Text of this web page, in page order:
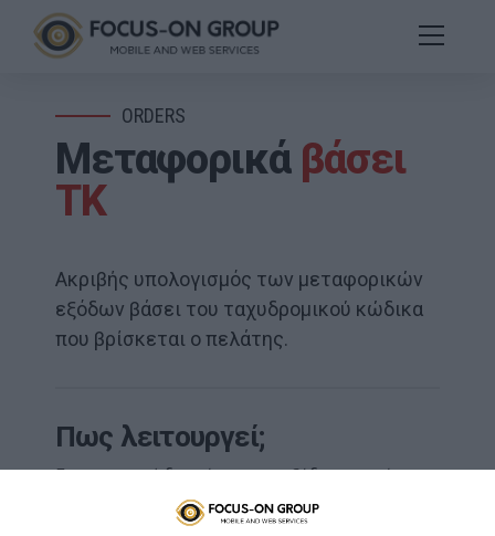
ORDERS
Μεταφορικά βάσει
ΤΚ
Ακριβής υπολογισμός των μεταφορικών
εξόδων βάσει του ταχυδρομικού κώδικα
που βρίσκεται ο πελάτης.
Πως λειτουργεί;
Για την σωστή διαχείριση των εξόδων σας είναι
σημαντικό οι χρεώσεις των μεταφορικών να είναι
ακριβείς και να μην προκύπτουν αποκλίσεις. Το